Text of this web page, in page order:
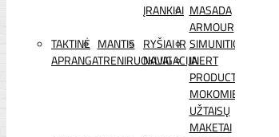
ĮRANKIAI MASADA
ARMOUR
TAKTINĖ
APRANGA
MANTIS
TRENIRUOKLIAI
RYŠIAI IR
NAVIGACIJA
SIMUNITION
INERT
PRODUCTS
MOKOMIEJI
UŽTAISŲ
MAKETAI